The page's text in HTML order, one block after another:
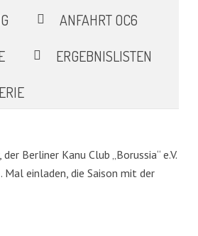
ANFAHRT OC6
ERGEBNISLISTEN
Berliner Kanu Club „Borussia“ e.V.
einladen, die Saison mit der